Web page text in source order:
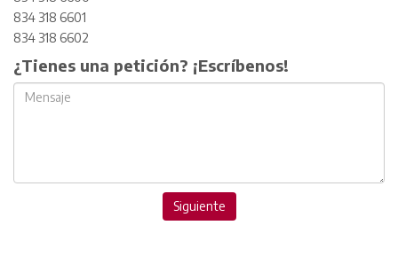
834 318 6601
834 318 6602
¿Tienes una petición? ¡Escríbenos!